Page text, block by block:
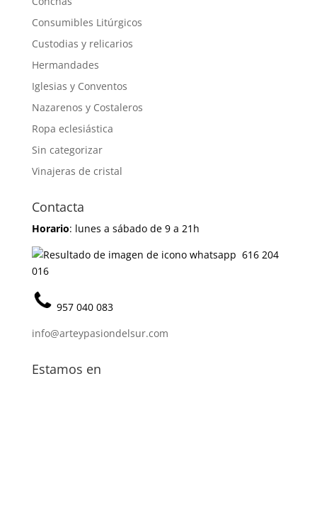
Consumibles Litúrgicos
Custodias y relicarios
Hermandades
Iglesias y Conventos
Nazarenos y Costaleros
Ropa eclesiástica
Sin categorizar
Vinajeras de cristal
Contacta
Horario: lunes a sábado de 9 a 21h
616 204
016
957 040 083
info@arteypasiondelsur.com
Estamos en